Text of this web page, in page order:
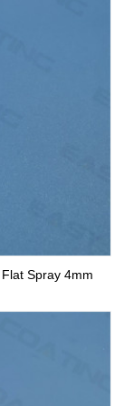
Spray 4mm